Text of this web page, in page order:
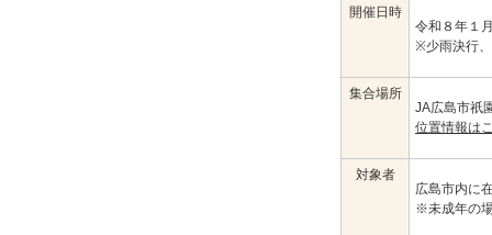
開催日時
令和８年１
※少雨決行
集合場所
JA広島市
位置情報は
対象者
広島市内に
※未成年の